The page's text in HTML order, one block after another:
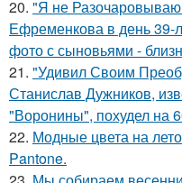
20. "Я не
Ефременкова в день 39-
фото с сыновьями -
21. "Удивил Своим
Станислав Дужников,
"Воронины", похудел на
22. Модные цвета на
Pantone.